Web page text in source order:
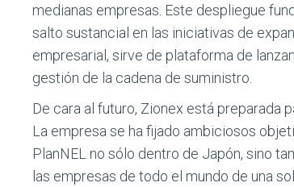
medianas empresas. Este despliegue
salto sustancial en las iniciativas de
empresarial, sirve de plataforma de
gestión de la cadena de suministro.
De cara al futuro, Zionex está preparada
La empresa se ha fijado ambiciosos
PlanNEL no sólo dentro de Japón, sino
las empresas de todo el mundo de una